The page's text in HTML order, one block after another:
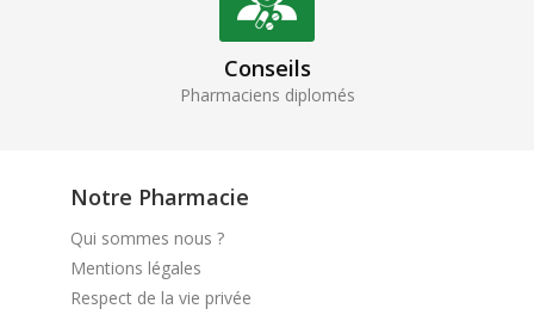
Conseils
Pharmaciens diplomés
Notre Pharmacie
Qui sommes nous ?
Mentions légales
Respect de la vie privée